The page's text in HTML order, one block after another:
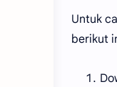
Untuk
berikut